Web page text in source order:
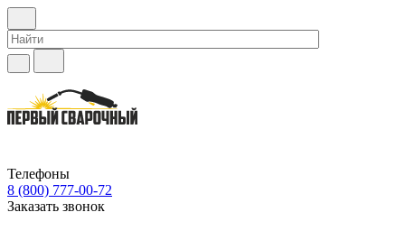
Телефоны
8 (800) 777-00-72
Заказать звонок